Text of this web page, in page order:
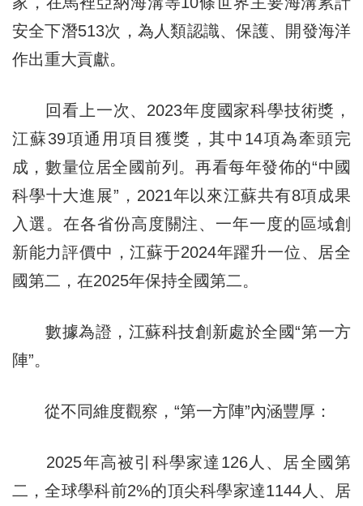
安全下潛513次，為人類認識、保護、開發海洋
作出重大貢獻。
回看上一次、2023年度國家科學技術獎，
江蘇39項通用項目獲獎，其中14項為牽頭完
成，數量位居全國前列。再看每年發佈的“中國
科學十大進展”，2021年以來江蘇共有8項成果
入選。在各省份高度關注、一年一度的區域創
新能力評價中，江蘇于2024年躍升一位、居全
國第二，在2025年保持全國第二。
數據為證，江蘇科技創新處於全國“第一方
陣”。
從不同維度觀察，“第一方陣”內涵豐厚：
2025年高被引科學家達126人、居全國第
二，全球學科前2%的頂尖科學家達1144人、居